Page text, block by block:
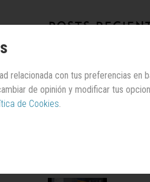
Posts
Las
vistas
relacionada con tus preferencias en
de opinión y modificar tus
de Cookies